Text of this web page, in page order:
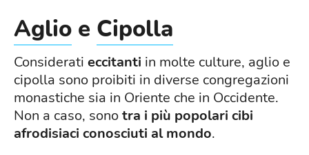
Aglio e Cipolla
Considerati eccitanti in molte culture, aglio e
cipolla sono proibiti in diverse congregazioni
monastiche sia in Oriente che in Occidente.
Non a caso, sonotra i più popolari cibi
afrodisiaci conosciuti al mondo.